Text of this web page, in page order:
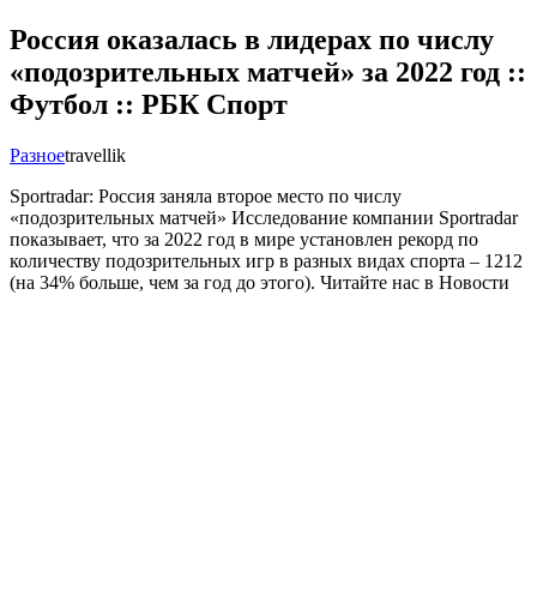
Россия оказалась в лидерах по числу
«подозрительных матчей» за 2022 год ::
Футбол :: РБК Спорт
Разноеtravellik
Sportradar: Россия заняла второе место по числу
«подозрительных матчей» Исследование компании Sportradar
показывает, что за 2022 год в мире установлен рекорд по
количеству подозрительных игр в разных видах спорта – 1212
(на 34% больше, чем за год до этого). Читайте нас в Новости